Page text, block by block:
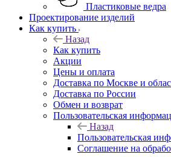
Пластиковые ведра
Проектирование изделий
Как купить
Назад
Как купить
Акции
Цены и оплата
Доставка по Москве и
Доставка по России
Обмен и возврат
Пользовательская
Назад
Пользовательская
Соглашение на